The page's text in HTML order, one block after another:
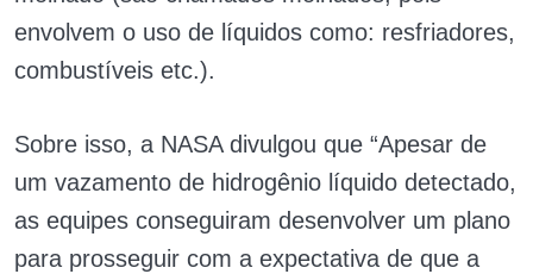
envolvem o uso de líquidos como: resfriadores,
combustíveis etc.).
Sobre isso, a NASA divulgou que “Apesar de
um vazamento de hidrogênio líquido detectado,
as equipes conseguiram desenvolver um plano
para prosseguir com a expectativa de que a